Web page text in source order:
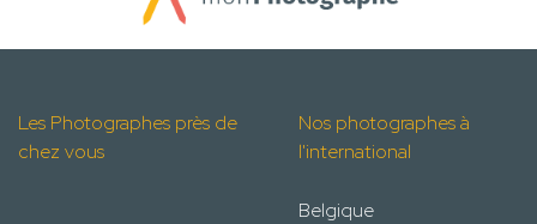
Les Photographes près de
chez vous
Nos photographes à
l'international
Belgique